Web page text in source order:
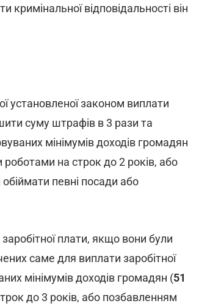
відповідальності він
установленої законом виплати
суму штрафів в 3 рази та
мінімумів доходів громадян
на строк до 2 років, або
певні посади або
плати, якщо вони були
саме для виплати заробітної
мінімумів доходів громадян (51
до 3 років, або позбавленням